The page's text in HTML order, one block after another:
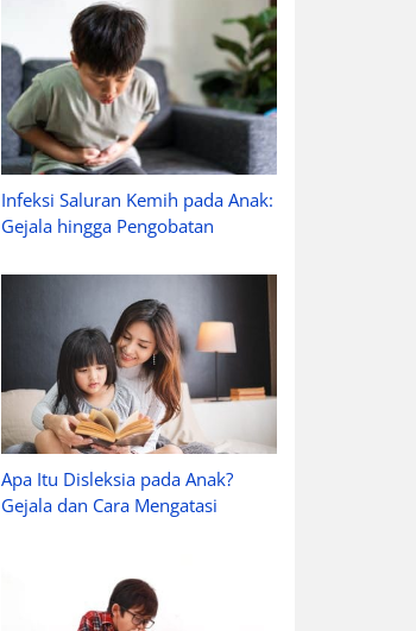
Infeksi Saluran Kemih pada Anak:
Gejala hingga Pengobatan
Apa Itu Disleksia pada Anak?
Gejala dan Cara Mengatasi